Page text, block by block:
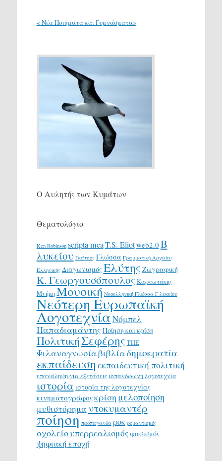
« Νέα Ποιήματα και Γυμνάσματα»
Ο Αυλητής των Κυμάτων
Θεματολόγιο
Ken Robinson scripta meaT.S. Eliotweb2.0 Β
λυκείου Γκάτσος Γλώσσα Γραμματική Αρχαίας
Ελληνικής ΔιαγωνισμόςΕλύτης Ζωγραφική
Κ. Γεωργουσόπουλος Καρυωτάκης
ΜνήμηΜουσική Νεοελληνική Γλώσσα Γ λυκείου
Νεότερη Ευρωπαϊκή
ΛογοτεχνίαΝόμπελ
Παπαδιαμάντης Ποίηση και κρίση
ΠολιτικήΣεφέρης ΤΠΕ
Φιλαναγνωσίαβιβλίαδημοκρατία
εκπαίδευση εκπαιδευτική πολιτική
επανάληψη για εξετάσεις ισπανόφωνη λογοτεχνία
ιστορία ιστορία της λογοτεχνίας
κινηματογράφοςκρίση μελοποίηση
μυθιστόρημα ντοκυμαντέρ
ποίηση προπαγάνδα ροκ ρομαντισμός
σχολείουπερρεαλισμόςφασισμός
ψηφιακή εποχή